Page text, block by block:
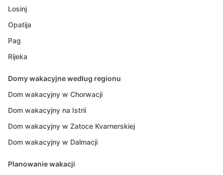
Losinj
Opatija
Pag
Rijeka
Domy wakacyjne według regionu
Dom wakacyjny w Chorwacji
Dom wakacyjny na Istrii
Dom wakacyjny w Zatoce Kvarnerskiej
Dom wakacyjny w Dalmacji
Planowanie wakacji